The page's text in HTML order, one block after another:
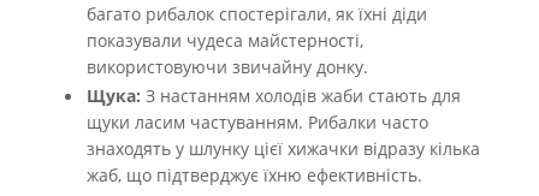
багато рибалок спостерігали, як їхні діди
показували чудеса майстерності,
використовуючи звичайну донку.
Щука: З настанням холодів жаби стають для
щуки ласим частуванням. Рибалки часто
знаходять у шлунку цієї хижачки відразу кілька
жаб, що підтверджує їхню ефективність.